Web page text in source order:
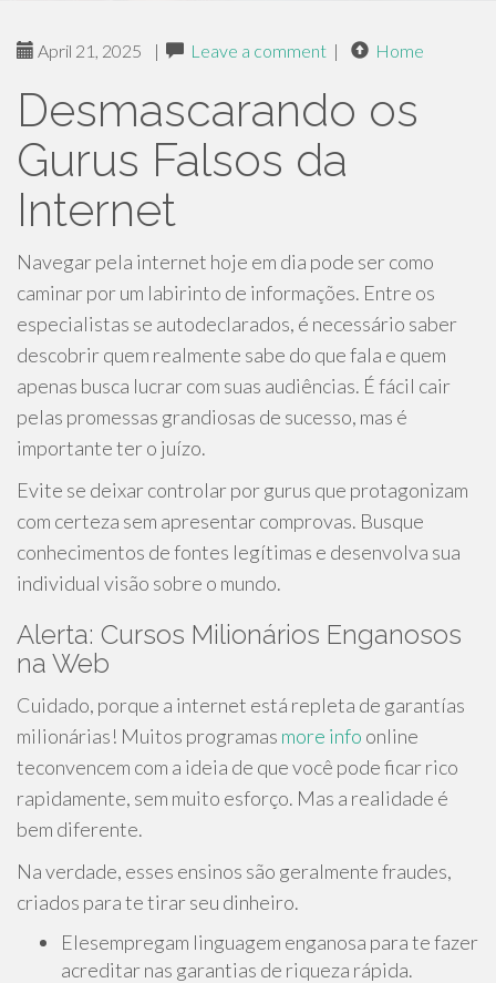
April 21, 2025 | Leave a comment | Home
Desmascarando os
Gurus Falsos da
Internet
Navegar pela internet hoje em dia pode ser como
caminar por um labirinto de informações. Entre os
especialistas se autodeclarados, é necessário saber
descobrir quem realmente sabe do que fala e quem
apenas busca lucrar com suas audiências. É fácil cair
pelas promessas grandiosas de sucesso, mas é
importante ter o juízo.
Evite se deixar controlar por gurus que protagonizam
com certeza sem apresentar comprovas. Busque
conhecimentos de fontes legítimas e desenvolva sua
individual visão sobre o mundo.
Alerta: Cursos Milionários Enganosos
na Web
Cuidado, porque a internet está repleta de garantías
milionárias! Muitos programas more info online
teconvencem com a ideia de que você pode ficar rico
rapidamente, sem muito esforço. Mas a realidade é
bem diferente.
Na verdade, esses ensinos são geralmente fraudes,
criados para te tirar seu dinheiro.
Elesempregam linguagem enganosa para te fazer
acreditar nas garantias de riqueza rápida.